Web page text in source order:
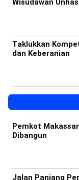
Wisudawan Unhas
Taklukkan
dan Keberanian
Pemkot
Dibangun
Jalan Panjang